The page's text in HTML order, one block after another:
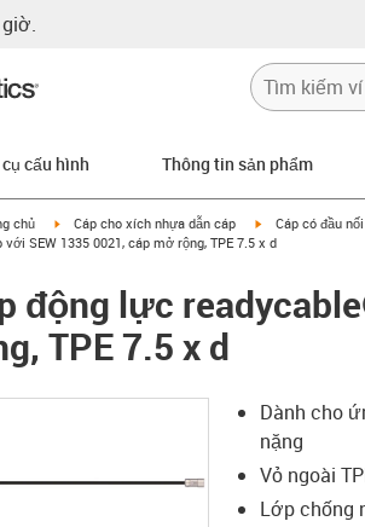
cấu hình Thông tin sản phẩm
arrow-right
chủ igus-icon-arrow-right
Cáp cho xích nhựa dẫn cáp igus-icon-arrow-
Cáp có đầu nối
với SEW 1335 0021, cáp mở rộng, TPE 7.5 x d
động lực
TPE 7.5 x d
Dành cho
nặng
Vỏ ngoài
Lớp chống